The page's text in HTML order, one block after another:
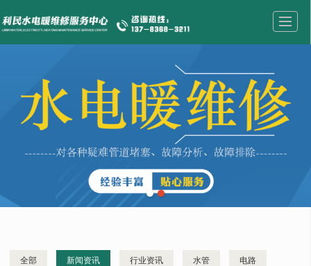
新闻资讯
留言反馈
全部 新闻资讯 行业资讯 水管 电路